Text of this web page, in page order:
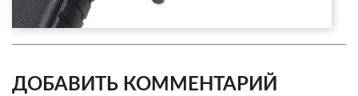
ДОБАВИТЬ КОММЕНТАРИЙ